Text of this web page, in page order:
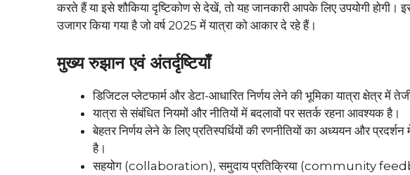
करते हैं या इसे शौकिया दृष्टिकोण से देखें, तो यह जानकारी आपके लिए उपयोगी होगी।
उजागर किया गया है जो वर्ष 2025 में यात्रा को आकार दे रहे हैं।
मुख्य रुझान एवं अंतर्दृष्टियाँ
डिजिटल प्लेटफार्म और डेटा-आधारित निर्णय लेने की भूमिका यात्रा क्षेत्र में
यात्रा से संबंधित नियमों और नीतियों में बदलावों पर सतर्क रहना आवश्यक है।
बेहतर निर्णय लेने के लिए प्रतिस्पर्धियों की रणनीतियों का अध्ययन और
है।
सहयोग (collaboration), समुदाय प्रतिक्रिया (community